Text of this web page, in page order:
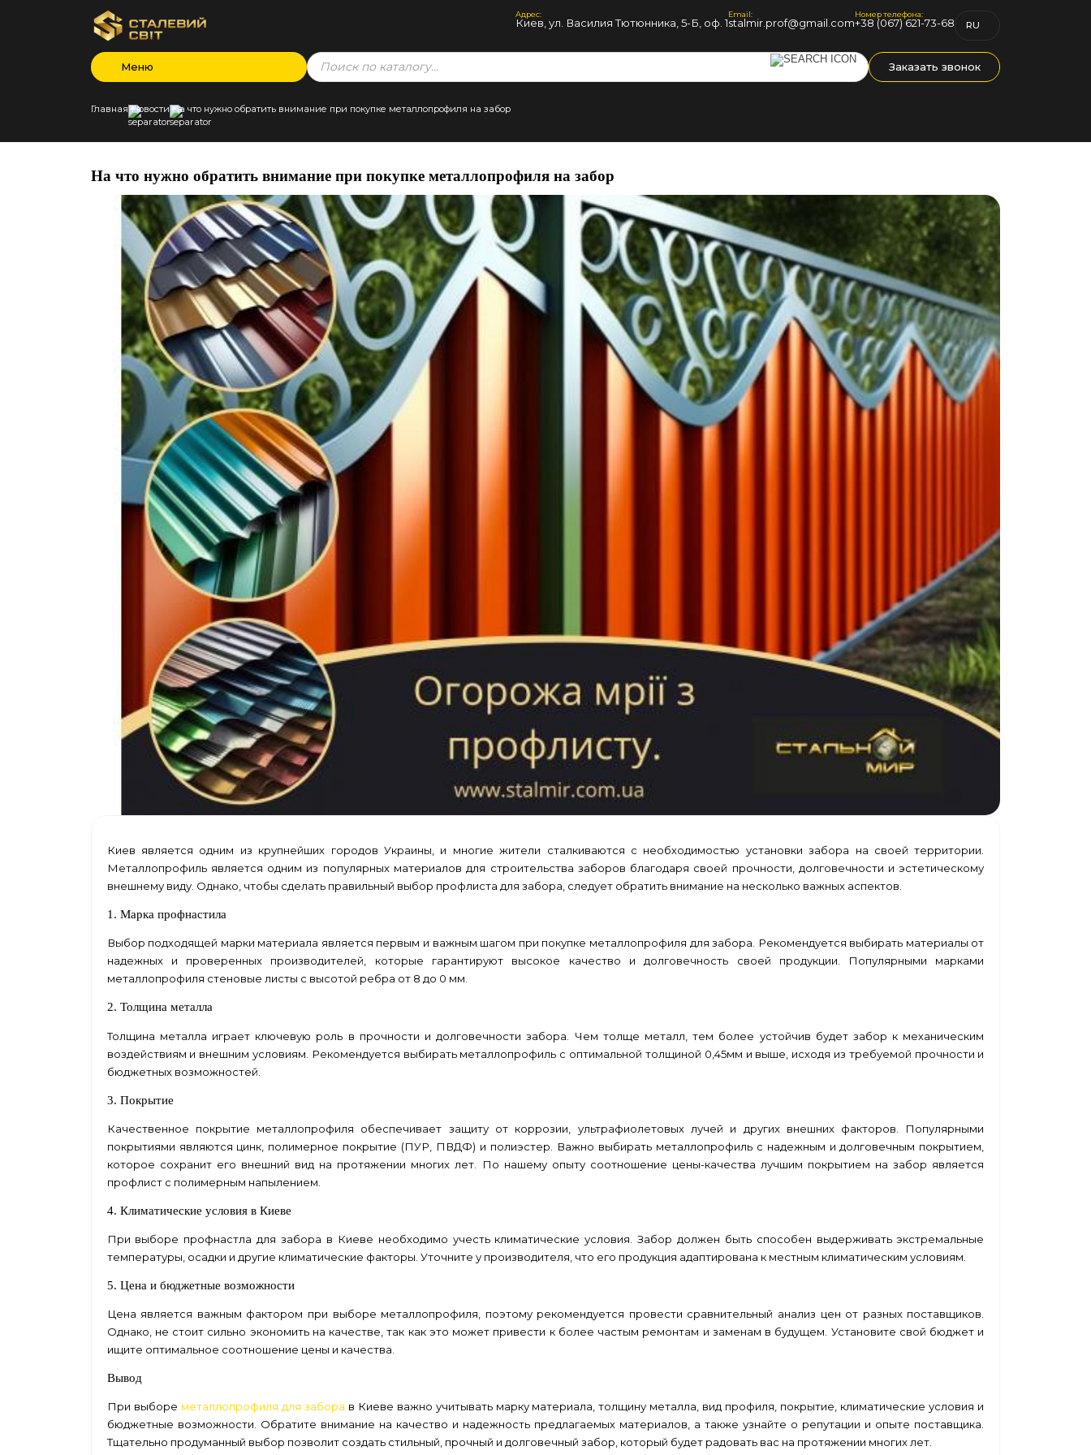
Адрес:
Киев, ул. Василия Тютюнника, 5-Б, оф. 1
Email:
stalmir.prof@gmail.com
Номер телефона:
+38 (067) 621-73-68
RU
Меню
Products
search
Заказать звонок
Главная Новости На что нужно обратить внимание при покупке металлопрофиля на забор
На что нужно обратить внимание при покупке металлопрофиля на забор
Киев является одним из крупнейших городов Украины, и многие жители сталкиваются с необходимостью установки забора на своей территории.
Металлопрофиль является одним из популярных материалов для строительства заборов благодаря своей прочности, долговечности и эстетическому
внешнему виду. Однако, чтобы сделать правильный выбор профлиста для забора, следует обратить внимание на несколько важных аспектов.
1. Марка профнастила
Выбор подходящей марки материала является первым и важным шагом при покупке металлопрофиля для забора. Рекомендуется выбирать материалы от
надежных и проверенных производителей, которые гарантируют высокое качество и долговечность своей продукции. Популярными марками
металлопрофиля стеновые листы с высотой ребра от 8 до 0 мм.
2. Толщина металла
Толщина металла играет ключевую роль в прочности и долговечности забора. Чем толще металл, тем более устойчив будет забор к механическим
воздействиям и внешним условиям. Рекомендуется выбирать металлопрофиль с оптимальной толщиной 0,45мм и выше, исходя из требуемой прочности и
бюджетных возможностей.
3. Покрытие
Качественное покрытие металлопрофиля обеспечивает защиту от коррозии, ультрафиолетовых лучей и других внешних факторов. Популярными
покрытиями являются цинк, полимерное покрытие (ПУР, ПВДФ) и полиэстер. Важно выбирать металлопрофиль с надежным и долговечным покрытием,
которое сохранит его внешний вид на протяжении многих лет. По нашему опыту соотношение цены-качества лучшим покрытием на забор является
профлист с полимерным напылением.
4. Климатические условия в Киеве
При выборе профнастла для забора в Киеве необходимо учесть климатические условия. Забор должен быть способен выдерживать экстремальные
температуры, осадки и другие климатические факторы. Уточните у производителя, что его продукция адаптирована к местным климатическим условиям.
5. Цена и бюджетные возможности
Цена является важным фактором при выборе металлопрофиля, поэтому рекомендуется провести сравнительный анализ цен от разных поставщиков.
Однако, не стоит сильно экономить на качестве, так как это может привести к более частым ремонтам и заменам в будущем. Установите свой бюджет и
ищите оптимальное соотношение цены и качества.
Вывод
При выборе металлопрофиля для забора в Киеве важно учитывать марку материала, толщину металла, вид профиля, покрытие, климатические условия и
бюджетные возможности. Обратите внимание на качество и надежность предлагаемых материалов, а также узнайте о репутации и опыте поставщика.
Тщательно продуманный выбор позволит создать стильный, прочный и долговечный забор, который будет радовать вас на протяжении многих лет.